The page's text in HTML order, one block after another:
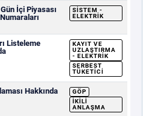
İçi Piyasası
SISTEM -
ELEKTRIK
Listeleme
KAYIT VE
UZLAŞTIRMA
- ELEKTRIK
SERBEST
TÜKETICI
Hakkında
GÖP
İKILI
ANLAŞMA